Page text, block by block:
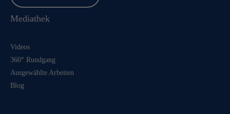
Mediathek
Videos
360° Rundgang
Ausgewählte Arbeiten
Blog